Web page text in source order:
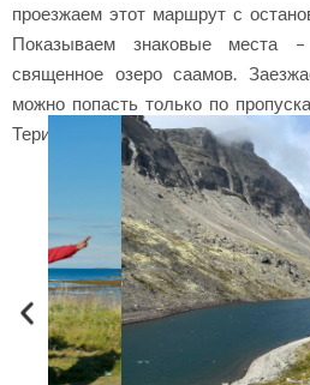
проезжаем этот маршрут с
Показываем знаковые места
священное озеро саамов.
можно попасть только по
Териберку и Мурманск – самые